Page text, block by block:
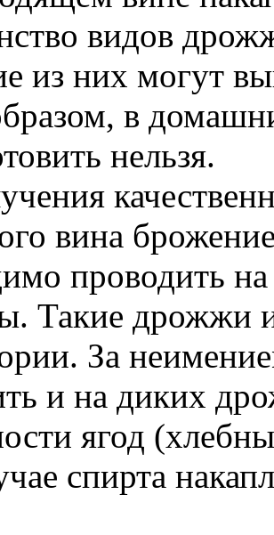
видов
из них могут
в
нельзя.
вина
проводить
Такие дрожжи
За
и на диких
ягод
спирта